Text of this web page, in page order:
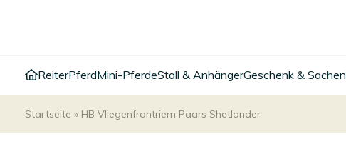
ReiterPferdMini-PferdeStall & AnhängerGeschenk & Sachen
Startseite » HB Vliegenfrontriem Paars Shetlander